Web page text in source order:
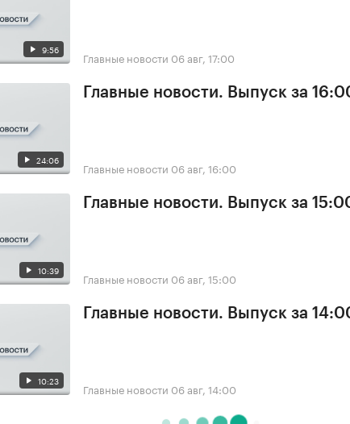
9:56 Главные новости 06 авг, 17:00
24:06
Главные новости. Выпуск за
Главные новости 06 авг, 16:00
10:39
Главные новости. Выпуск за
Главные новости 06 авг, 15:00
10:23
Главные новости. Выпуск за
Главные новости 06 авг, 14:00